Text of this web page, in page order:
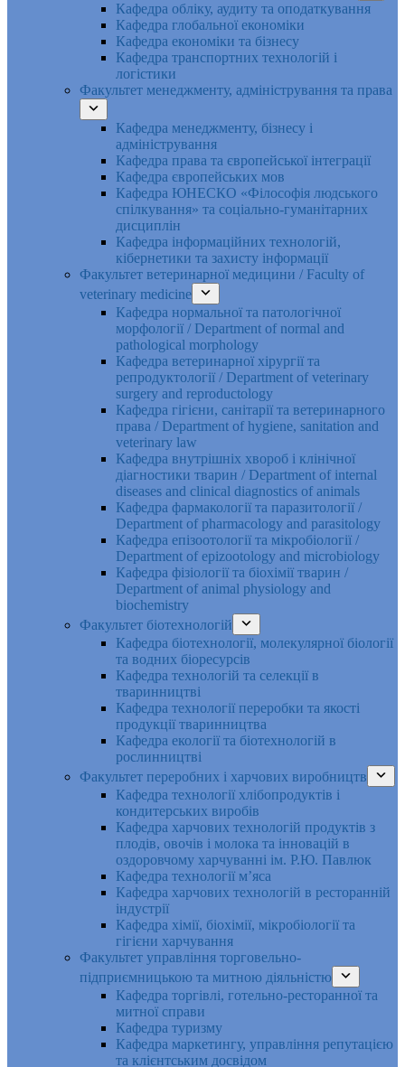
Кафедра обліку, аудиту та оподаткування
Кафедра глобальної економіки
Кафедра економіки та бізнесу
Кафедра транспортних технологій і
логістики
Факультет менеджменту, адміністрування та права
Кафедра менеджменту, бізнесу і
адміністрування
Кафедра права та європейської інтеграції
Кафедра європейських мов
Кафедра ЮНЕСКО «Філософія людського
спілкування» та соціально-гуманітарних
дисциплін
Кафедра інформаційних технологій,
кібернетики та захисту інформації
Факультет ветеринарної медицини / Faculty of
veterinary medicine
Кафедра нормальної та патологічної
морфології / Department of normal and
pathological morphology
Кафедра ветеринарної хірургії та
репродуктології / Department of veterinary
surgery and reproductology
Кафедра гігієни, санітарії та ветеринарного
права / Department of hygiene, sanitation and
veterinary law
Кафедра внутрішніх хвороб і клінічної
діагностики тварин / Department of internal
diseases and clinical diagnostics of animals
Кафедра фармакології та паразитології /
Department of pharmacology and parasitology
Кафедра епізоотології та мікробіології /
Department of epizootology and microbiology
Кафедра фізіології та біохімії тварин /
Department of animal physiology and
biochemistry
Факультет біотехнологій
Кафедра біотехнології, молекулярної біології
та водних біоресурсів
Кафедра технологій та селекції в
тваринництві
Кафедра технології переробки та якості
продукції тваринництва
Кафедра екології та біотехнологій в
рослинництві
Факультет переробних і харчових виробництв
Кафедра технології хлібопродуктів і
кондитерських виробів
Кафедра харчових технологій продуктів з
плодів, овочів і молока та інновацій в
оздоровчому харчуванні ім. Р.Ю. Павлюк
Кафедра технології м’яса
Кафедра харчових технологій в ресторанній
індустрії
Кафедра хімії, біохімії, мікробіології та
гігієни харчування
Факультет управління торговельно-
підприємницькою та митною діяльністю
Кафедра торгівлі, готельно-ресторанної та
митної справи
Кафедра туризму
Кафедра маркетингу, управління репутацією
та клієнтським досвідом